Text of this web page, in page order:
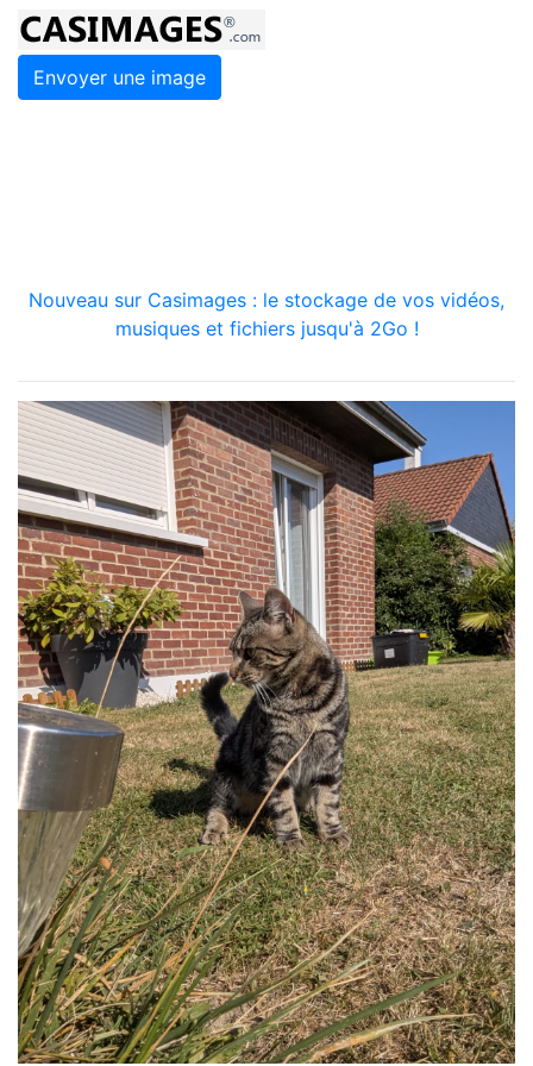
Envoyer une image
Nouveau sur Casimages : le stockage de vos vidéos,
musiques et fichiers jusqu'à 2Go !